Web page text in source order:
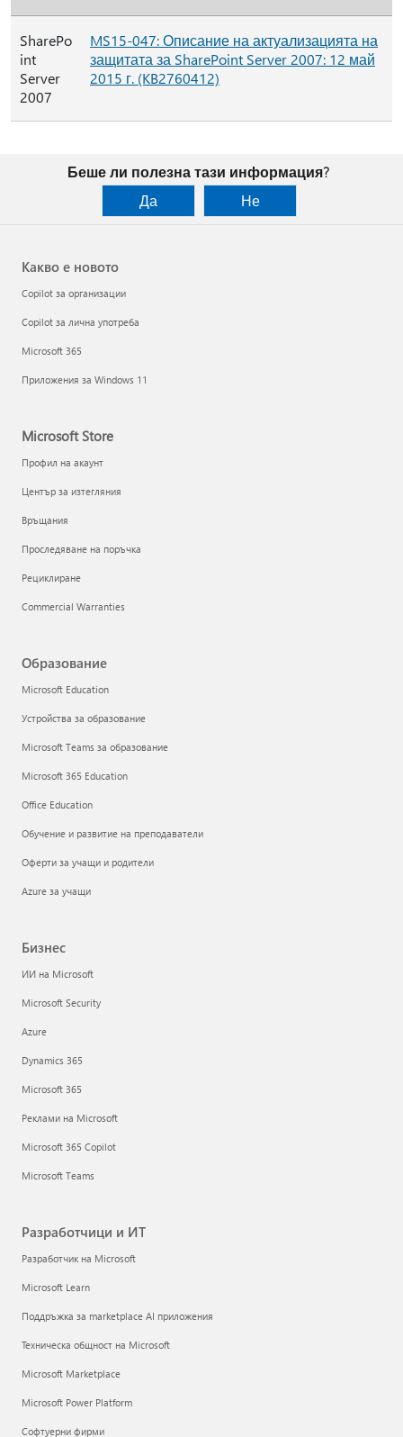
SharePo
int
Server
2007
MS15-047: Описание на актуализацията на
защитата за SharePoint Server 2007: 12 май
2015 г. (KB2760412)
Беше ли полезна тази информация?
Да
Не
Какво е новото
Copilot за организации
Copilot за лична употреба
Microsoft 365
Приложения за Windows 11
Microsoft Store
Профил на акаунт
Център за изтегляния
Връщания
Проследяване на поръчка
Рециклиране
Commercial Warranties
Образование
Microsoft Education
Устройства за образование
Microsoft Teams за образование
Microsoft 365 Education
Office Education
Обучение и развитие на преподаватели
Оферти за учащи и родители
Azure за учащи
Бизнес
ИИ на Microsoft
Microsoft Security
Azure
Dynamics 365
Microsoft 365
Реклами на Microsoft
Microsoft 365 Copilot
Microsoft Teams
Разработчици и ИТ
Разработчик на Microsoft
Microsoft Learn
Поддръжка за marketplace AI приложения
Техническа общност на Microsoft
Microsoft Marketplace
Microsoft Power Platform
Софтуерни фирми